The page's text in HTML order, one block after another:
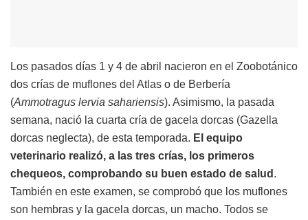
Los pasados días 1 y 4 de abril nacieron en el Zoobotánico
dos crías de muflones del Atlas o de Berbería
(Ammotragus lervia sahariensis). Asimismo, la pasada
semana, nació la cuarta cría de gacela dorcas (Gazella
dorcas neglecta), de esta temporada. El equipo
veterinario realizó, a las tres crías, los primeros
chequeos, comprobando su buen estado de salud .
También en este examen, se comprobó que los muflones
son hembras y la gacela dorcas, un macho. Todos se